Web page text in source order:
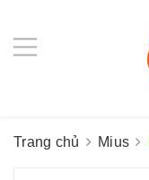
Trang chủ Mius